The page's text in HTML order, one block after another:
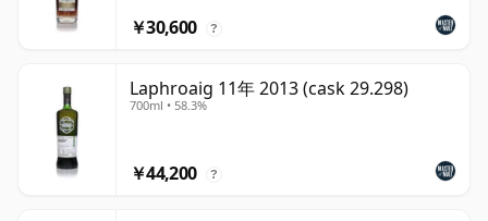
￥30,600 ?
Laphroaig 11年 2013 (cask 29.298)
700ml • 58.3%
￥44,200 ?